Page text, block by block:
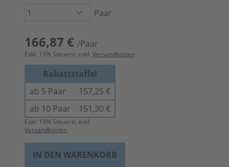
Paar
166,87 € /Paar
Exkl. 19% Steuern, exkl. Versandkosten
Rabattstaffel
ab 5 Paar
157,25 €
ab 10 Paar
151,30 €
Exkl. 19% Steuern, exkl.
Versandkosten
IN DEN WARENKORB